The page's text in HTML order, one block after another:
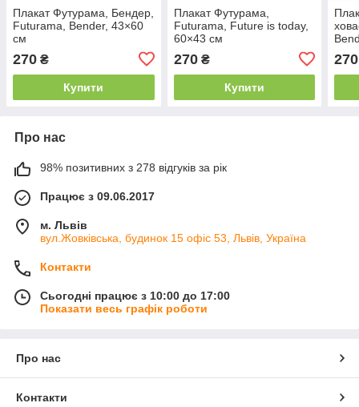
Плакат Футурама, Бендер,
Futurama, Bender, 43×60
см
270 ₴
Купити
Плакат Футурама,
Futurama, Future is today,
60×43 см
270₴
Купити
270
Про нас
98% позитивних з 278 відгуків за рік
Працює з 09.06.2017
м. Львів
вул.Жовківська, будинок 15 офіс 53, Львів, Україна
Контакти
Сьогодні працює з 10:00 до 17:00
Показати весь графік роботи
Про нас
Контакти